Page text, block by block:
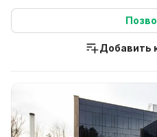
команды, ...
Добавить